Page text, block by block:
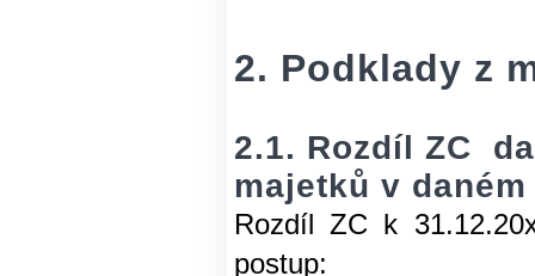
2. Podklady z
2.1. Rozdíl ZC
majetků v
Rozdíl ZC k
postup: